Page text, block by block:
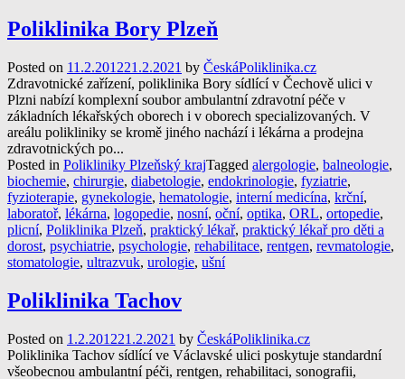
Poliklinika Bory Plzeň
Posted on 11.2.201221.2.2021 by ČeskáPoliklinika.cz
Zdravotnické zařízení, poliklinika Bory sídlící v Čechově ulici v
Plzni nabízí komplexní soubor ambulantní zdravotní péče v
základních lékařských oborech i v oborech specializovaných. V
areálu polikliniky se kromě jiného nachází i lékárna a prodejna
zdravotnických po...
Posted in Polikliniky Plzeňský krajTagged alergologie, balneologie,
biochemie, chirurgie, diabetologie, endokrinologie, fyziatrie,
fyzioterapie, gynekologie, hematologie, interní medicína, krční,
laboratoř, lékárna, logopedie, nosní, oční, optika, ORL, ortopedie,
plicní, Poliklinika Plzeň, praktický lékař, praktický lékař pro děti a
dorost, psychiatrie, psychologie, rehabilitace, rentgen, revmatologie,
stomatologie, ultrazvuk, urologie, ušní
Poliklinika Tachov
Posted on 1.2.201221.2.2021 by ČeskáPoliklinika.cz
Poliklinika Tachov sídlící ve Václavské ulici poskytuje standardní
všeobecnou ambulantní péči, rentgen, rehabilitaci, sonografii,